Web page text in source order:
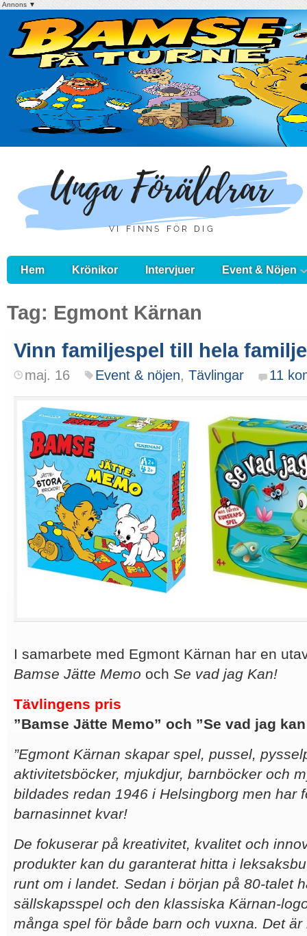
Annons ▼
Hem Krönikor Intervjuer Event & Nöjen
Tag: Egmont Kärnan
Vinn familjespel till hela
maj. 16 Event & nöjen, Tävlingar 11
I samarbete med Egmont Kärnan har en
Bamse Jätte Memo och Se vad jag Kan!
Tävlingens pris
”Bamse Jätte Memo” och ”Se vad jag
”Egmont Kärnan skapar spel, pussel,
aktivitetsböcker, mjukdjur, barnböcker och
bildades redan 1946 i Helsingborg men har
barnasinnet kvar!
De fokuserar på kreativitet, kvalitet och
produkter kan du garanterat hitta i
runt om i landet. Sedan i början på 80-talet
sällskapsspel och den klassiska Kärnan-
många spel för både barn och vuxna. Det är